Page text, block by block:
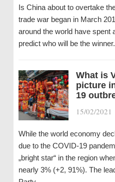
Is China about to overtake
trade war began in March
around the world have spent
predict who will be the
What is
picture
19
15/02/2021
While the world economy
due to the COVID-19
„bright star“ in the region
nearly 3% (+2, 91%). The